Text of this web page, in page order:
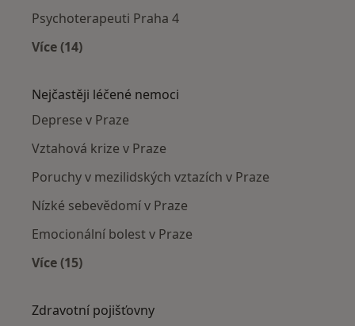
Psychoterapeuti Praha 4
Více (14)
Nejčastěji léčené nemoci
Deprese v Praze
Vztahová krize v Praze
Poruchy v mezilidských vztazích v Praze
Nízké sebevědomí v Praze
Emocionální bolest v Praze
Více (15)
Zdravotní pojišťovny